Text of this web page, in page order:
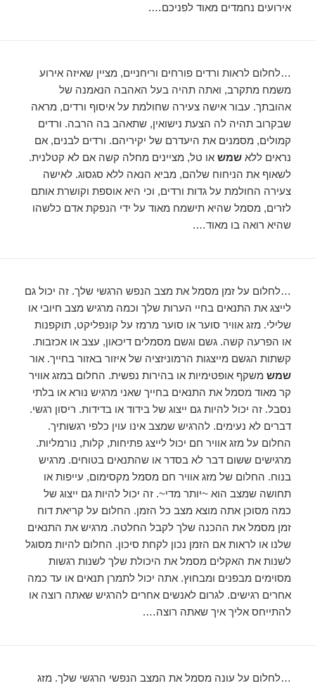
אירועים נחמדים מאוד לפניכם….
…לחלום לראות ורדים פורחים וריחניים, מציין שאיזה אירוע
משמח מתקרב, ואתה תהיה בעל האהבה הנאמנה של
אהובתך. עבור אישה צעירה שחולמת על איסוף ורדים, מראה
שבקרוב תהיה לה הצעת נישואין, שתאהב בה הרבה. ורדים
קמולים, מסמנים את היעדרם של יקיריהם. ורדים לבנים, אם
נראים ללאשמש או טל, מציינים מחלה קשה אם לא קטלנית.
לשאוף את הניחוח שלהם, מביא הנאה ללא סגסוג. לאישה
צעירה החולמת על גדות ורדים, וכי היא אוספת וקושרת אותם
לזרים, מסמל שהיא תישמח מאוד על ידי הנפקת אדם כלשהו
שהיא רואה בו מאוד….
…לחלום על זמן מסמל את מצב הנפש הרגשי שלך. זה יכול גם
לייצג את התנאים בחיי הערות שלך וכמה מרגיש מצב חיובי או
שלילי. מזג אוויר סוער או סוער מרמז על קונפליקט, תוקפנות
או הפרעה קשה. גשם וגשם מסמלים דיכאון, עצב או אכזבות.
קשתות הגשם מייצגות הרמוניזציה של איזור באזור בחייך. אור
שמש משקף אופטימיות או בהירות נפשית. החלום במזג אוויר
קר מאוד מסמל את התנאים בחייך שאני מרגיש נורא או בלתי
נסבל. זה יכול להיות גם ייצוג של בידוד או בדידות. ריסון רגשי.
דברים לא נעימים. להרגיש שמצב אינו עוין כלפי רגשותיך.
החלום על מזג אוויר חם יכול לייצג פתיחות, קלות, נורמליות.
מרגישים ששום דבר לא בסדר או שהתנאים בטוחים. מרגיש
בנוח. החלום של מזג אוויר חם מסמל מקסימום, עייפות או
תחושה שמצב הוא ~יותר מדי~. זה יכול להיות גם ייצוג של
כמה מסוכן אתה מוצא מצב כל הזמן. החלום על קריאת דוח
זמן מסמל את ההכנה שלך לקבל החלטה. מרגיש את התנאים
שלנו או לראות אם הזמן נכון לקחת סיכון. החלום להיות מסוגל
לשנות את האקלים מסמל את היכולת שלך לשנות רגשות
מסוימים מבפנים ומבחוץ. אתה יכול לתמרן תנאים או עד כמה
אחרים רגישים. לגרום לאנשים אחרים להרגיש שאתה רוצה או
להתייחס אליך איך שאתה רוצה….
…לחלום על עונה מסמל את המצב הנפשי הרגשי שלך. מזג